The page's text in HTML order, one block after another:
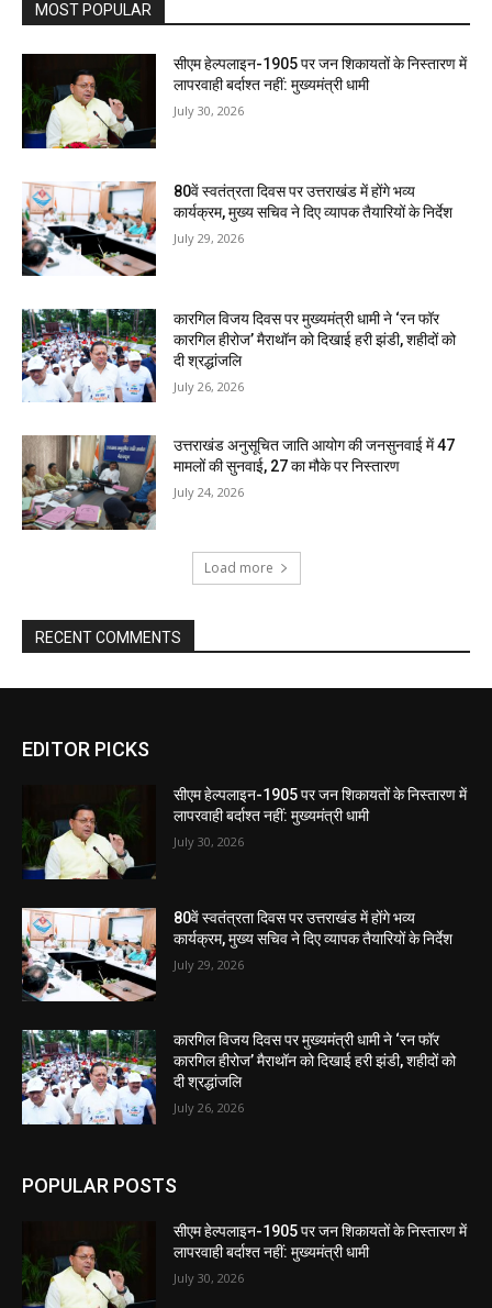
MOST POPULAR
सीएम हेल्पलाइन-1905 पर जन शिकायतों के निस्तारण में
लापरवाही बर्दाश्त नहीं: मुख्यमंत्री धामी
July 30, 2026
80वें स्वतंत्रता दिवस पर उत्तराखंड में होंगे भव्य
कार्यक्रम, मुख्य सचिव ने दिए व्यापक तैयारियों के निर्देश
July 29, 2026
कारगिल विजय दिवस पर मुख्यमंत्री धामी ने ‘रन फॉर
कारगिल हीरोज’ मैराथॉन को दिखाई हरी झंडी, शहीदों को
दी श्रद्धांजलि
July 26, 2026
उत्तराखंड अनुसूचित जाति आयोग की जनसुनवाई में 47
मामलों की सुनवाई, 27 का मौके पर निस्तारण
July 24, 2026
Load more
RECENT COMMENTS
EDITOR PICKS
सीएम हेल्पलाइन-1905 पर जन शिकायतों के निस्तारण में
लापरवाही बर्दाश्त नहीं: मुख्यमंत्री धामी
July 30, 2026
80वें स्वतंत्रता दिवस पर उत्तराखंड में होंगे भव्य
कार्यक्रम, मुख्य सचिव ने दिए व्यापक तैयारियों के निर्देश
July 29, 2026
कारगिल विजय दिवस पर मुख्यमंत्री धामी ने ‘रन फॉर
कारगिल हीरोज’ मैराथॉन को दिखाई हरी झंडी, शहीदों को
दी श्रद्धांजलि
July 26, 2026
POPULAR POSTS
सीएम हेल्पलाइन-1905 पर जन शिकायतों के निस्तारण में
लापरवाही बर्दाश्त नहीं: मुख्यमंत्री धामी
July 30, 2026